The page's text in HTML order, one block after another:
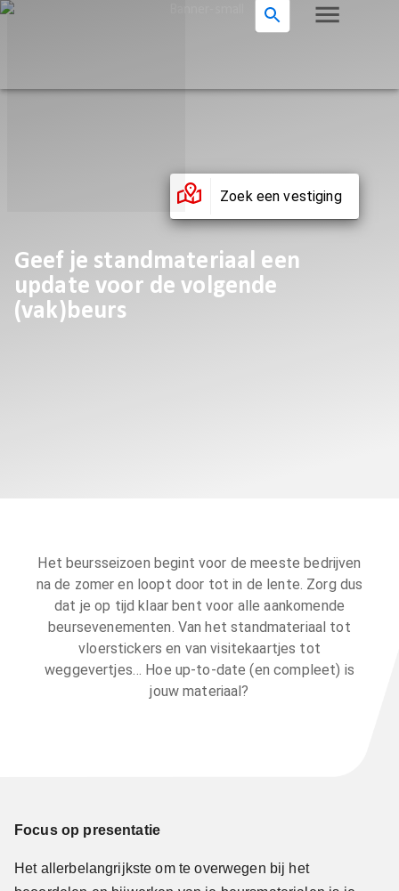
Zoek een vestiging
Geef je standmateriaal een
update voor de volgende
(vak)beurs
Het beursseizoen begint voor de meeste bedrijven
na de zomer en loopt door tot in de lente. Zorg dus
dat je op tijd klaar bent voor alle aankomende
beursevenementen. Van het standmateriaal tot
vloerstickers en van visitekaartjes tot
weggevertjes… Hoe up-to-date (en compleet) is
jouw materiaal?
Focus op presentatie
Het allerbelangrijkste om te overwegen bij het